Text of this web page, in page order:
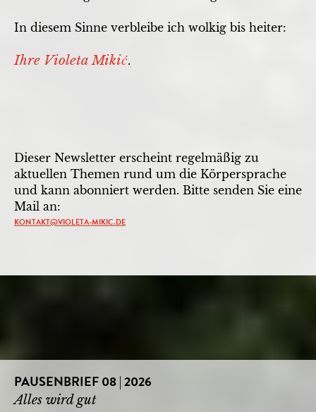
In diesem Sinne verbleibe ich wolkig bis heiter:
Ihre Violeta Mikić.
Dieser Newsletter erscheint regelmäßig zu
aktuellen Themen rund um die Körpersprache
und kann abonniert werden. Bitte senden Sie eine
Mail an:
KONTAKT@VIOLETA-MIKIC.DE
PAUSENBRIEF 08 | 2026
Alles wird gut